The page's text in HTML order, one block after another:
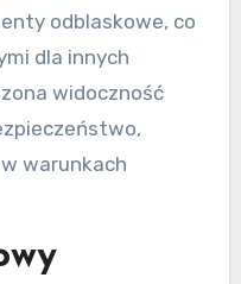
odblaskowe, co
dla innych
widoczność
warunkach